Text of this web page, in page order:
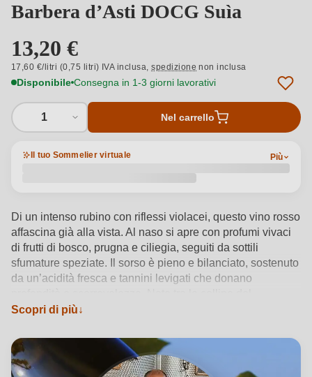
Barbera d’Asti DOCG Suìa
13,20 €
17,60 €/litri (0,75 litri) IVA inclusa,spedizione non inclusa
Disponibile Consegna in 1-3 giorni lavorativi
1 Nel carrello
Il tuo Sommelier virtuale Più
Di un intenso rubino con riflessi violacei, questo vino rosso
affascina già alla vista. Al naso si apre con profumi vivaci
di frutti di bosco, prugna e ciliegia, seguiti da sottili
sfumature speziate. Il sorso è pieno e bilanciato, sostenuto
da un’acidità fresca e tannini levigati che donano
Monferrato, nel cuore del Piemonte, il Barbera DOCG di
territorio grazie a una vinificazione attenta e rispettosa, che
privilegia fermentazioni in acciaio e affinamenti calibrati.
La cantina, guidata da Alessandro Mazzarello, fa della
Scopri di più